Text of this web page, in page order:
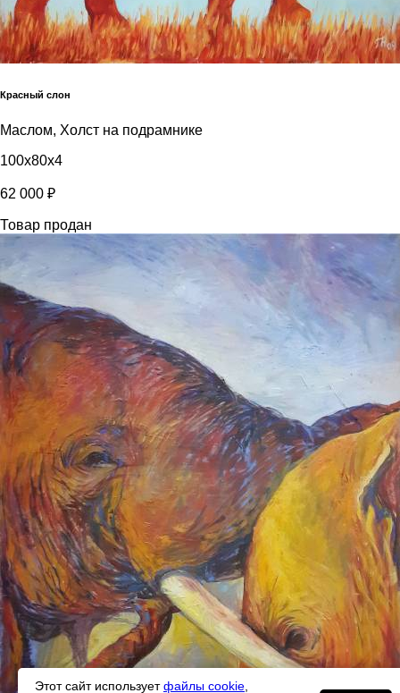
Красный слон
Маслом, Холст на подрамнике
100x80x4
62 000 ₽
Товар продан
Этот сайт используетфайлы cookie